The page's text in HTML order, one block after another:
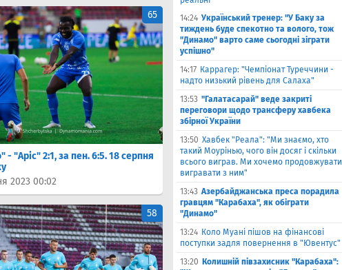
- "Аріс" 2:1, за пен. 6:5. 18 серпня
2023 00:02
65
58
14:24 Український тренер: "У Баку за
тиждень буде спекотно та волого, тож
"Динамо" варто саме сьогодні зіграти
успішно"
14:17 Каррагер: "Чемпіонат Туреччини -
надто низький рівень для Салаха"
13:53 "Галатасарай" веде закриті
переговори щодо трансферу хавбека
збірної України
13:50 Хавбек "Реала": "Ми знаємо, хто
такий Моурінью, чого він досяг і скільки
всього виграв. Ми хочемо продовжувати
вигравати з ним"
13:43 Азербайджанська преса порадила
гравцям "Карабаха", як обіграти
"Динамо"
13:24 Коло Муані пішов на фінансові
поступки задля повернення в "Ювентус"
13:20 Колишній півзахисник "Карабаха":